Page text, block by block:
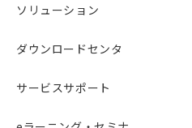
ソリューション
ダウンロードセンタ
サービスサポート